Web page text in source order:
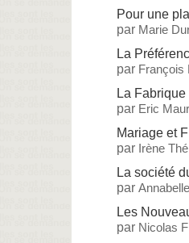
Pour une
par Marie
La
par François
La
par Eric
Mariage et
par Irène
La société
par
Les
par Nicolas